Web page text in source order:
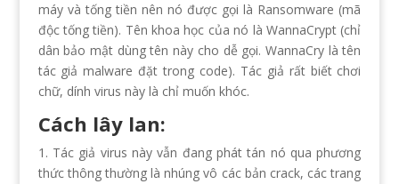
máy và tống tiền nên nó được gọi là Ransomware (mã
độc tống tiền). Tên khoa học của nó là WannaCrypt (chỉ
dân bảo mật dùng tên này cho dễ gọi. WannaCry là tên
tác giả malware đặt trong code). Tác giả rất biết chơi
chữ, dính virus này là chỉ muốn khóc.
Cách lây lan:
1. Tác giả virus này vẫn đang phát tán nó qua phương
thức thông thường là nhúng vô các bản crack, các trang